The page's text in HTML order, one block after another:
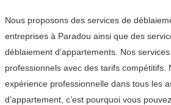
Nous proposons des services de
entreprises à Paradou ainsi que des
déblaiement d’appartements. Nos
professionnels avec des tarifs compétitifs.
expérience professionnelle dans tous les
d’appartement, c’est pourquoi vous